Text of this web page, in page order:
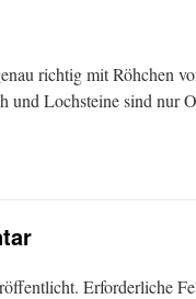
richtig mit Röhchen
und Lochsteine sind nur
Erforderliche